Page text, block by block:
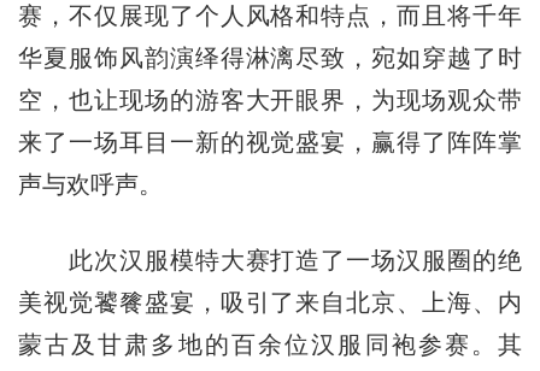
赛，不仅展现了个人风格和特点，而且将千年
华夏服饰风韵演绎得淋漓尽致，宛如穿越了时
空，也让现场的游客大开眼界，为现场观众带
来了一场耳目一新的视觉盛宴，赢得了阵阵掌
声与欢呼声。
此次汉服模特大赛打造了一场汉服圈的绝
美视觉饕餮盛宴，吸引了来自北京、上海、内
蒙古及甘肃多地的百余位汉服同袍参赛。其